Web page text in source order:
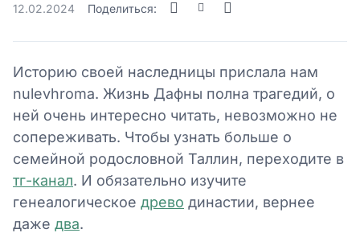
12.02.2024 Поделиться:
Историю своей наследницы прислала нам
nulevhroma. Жизнь Дафны полна трагедий, о
ней очень интересно читать, невозможно не
сопереживать. Чтобы узнать больше о
семейной родословной Таллин, переходите в
тг-канал. И обязательно изучите
генеалогическое древо династии, вернее
даже два.